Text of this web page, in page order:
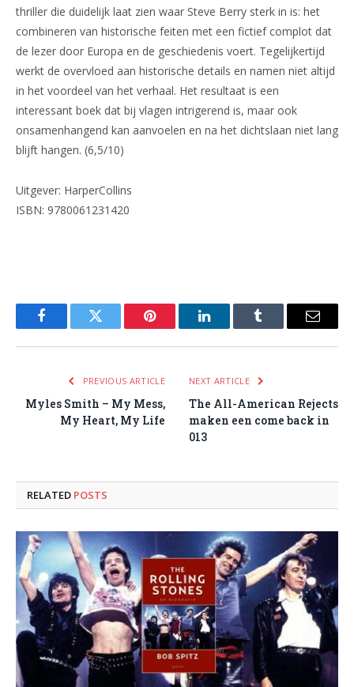
thriller die duidelijk laat zien waar Steve Berry sterk in is: het
combineren van historische feiten met een fictief complot dat
de lezer door Europa en de geschiedenis voert. Tegelijkertijd
werkt de overvloed aan historische details en namen niet altijd
in het voordeel van het verhaal. Het resultaat is een
interessant boek dat bij vlagen intrigerend is, maar ook
onsamenhangend kan aanvoelen en na het dichtslaan niet lang
blijft hangen. (6,5/10)
Uitgever: HarperCollins
ISBN: 9780061231420
FacebookTwitter Pinterest LinkedInTumblr Email
PREVIOUS ARTICLE
Myles Smith – My Mess,
My Heart, My Life
NEXT ARTICLE
The All-American Rejects
maken een come back in
013
RELATED POSTS